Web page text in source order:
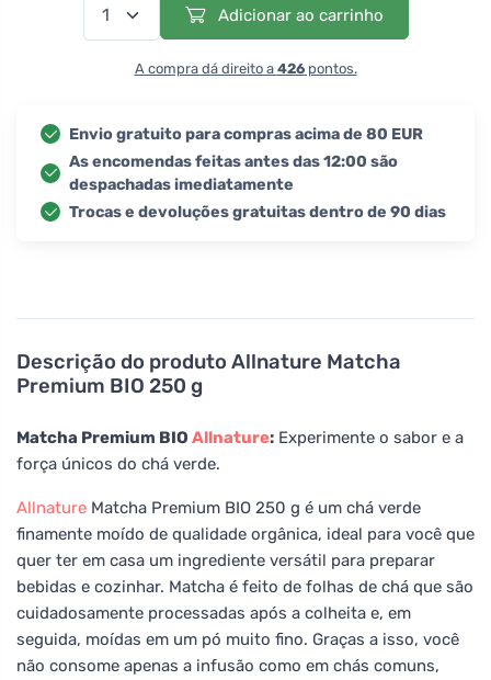
Descrição do produto Allnature Matcha
Premium BIO 250 g
Matcha Premium BIO Allnature: Experimente o sabor e a
força únicos do chá verde.
Allnature Matcha Premium BIO 250 g é um chá verde
finamente moído de qualidade orgânica, ideal para você que
quer ter em casa um ingrediente versátil para preparar
bebidas e cozinhar. Matcha é feito de folhas de chá que são
cuidadosamente processadas após a colheita e, em
seguida, moídas em um pó muito fino. Graças a isso, você
não consome apenas a infusão como em chás comuns,
Adicionar ao carrinho
A compra dá direito a 426pontos.
Envio gratuito para compras acima de 80 EUR
As encomendas feitas antes das 12:00 são
despachadas imediatamente
Trocas e devoluções gratuitas dentro de 90 dias